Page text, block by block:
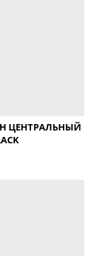
ЦЕНТРАЛЬНЫЙ